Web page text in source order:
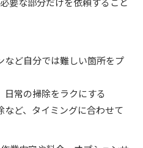
など自分では難しい箇所をプ
常の掃除をラクにする
ど、タイミングに合わせて